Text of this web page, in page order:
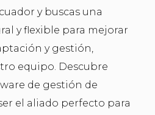
y buscas una
y flexible para mejorar
y gestión,
equipo. Descubre
de gestión de
el aliado perfecto para